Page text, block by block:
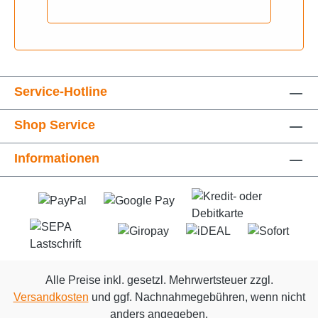
4T E3 '08-'10Piaggio MP3 RL
MP3 RL Touring 300i H2O 4T E3
4T E3 '09-'14Piaggio MP3 LT
Service-Hotline
Shop Service
Informationen
Alle Preise inkl. gesetzl. Mehrwertsteuer zzgl.
Versandkosten und ggf. Nachnahmegebühren, wenn nicht
anders angegeben.